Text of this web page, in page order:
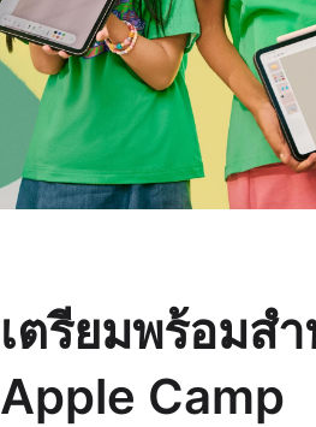
เตรียมพร้อมส
Apple Camp